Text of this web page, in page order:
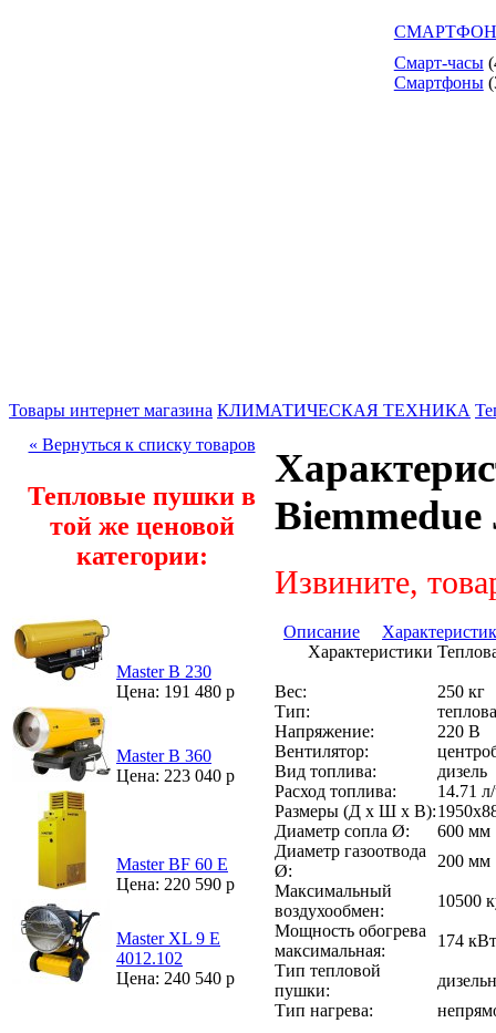
Смарт-часы
Смартфоны
Товары интернет магазина КЛИМАТИЧЕСКАЯ ТЕХНИКА
« Вернуться к списку товаров
Тепловые пушки в
той же ценовой
категории:
Master B 230
Цена: 191 480 р
Master B 360
Цена: 223 040 р
Master BF 60 E
Цена: 220 590 р
Master XL 9 E
4012.102
Цена: 240 540 р
Извините,
Описание
Характеристики
Вес:
250 кг
Тип:
Напряжение:
220 В
Вентилятор:
Вид топлива:
дизель
Расход топлива:
14.71
Размеры (Д х Ш х В):
Диаметр сопла Ø:
600 мм
Диаметр газоотвода
Ø:
200 мм
Максимальный
воздухообмен:
10500
Мощность обогрева
максимальная:
174 кВт
Тип тепловой
пушки:
Тип нагрева: